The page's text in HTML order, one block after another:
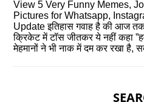
View 5 Very Funny Memes,
Pictures for Whatsapp,
Update इतिहास गवाह है की आज
क्रिकेट में टॉस जीतकर ये नहीं कहा
मेहमानों ने भी नाक में दम कर रखा है,